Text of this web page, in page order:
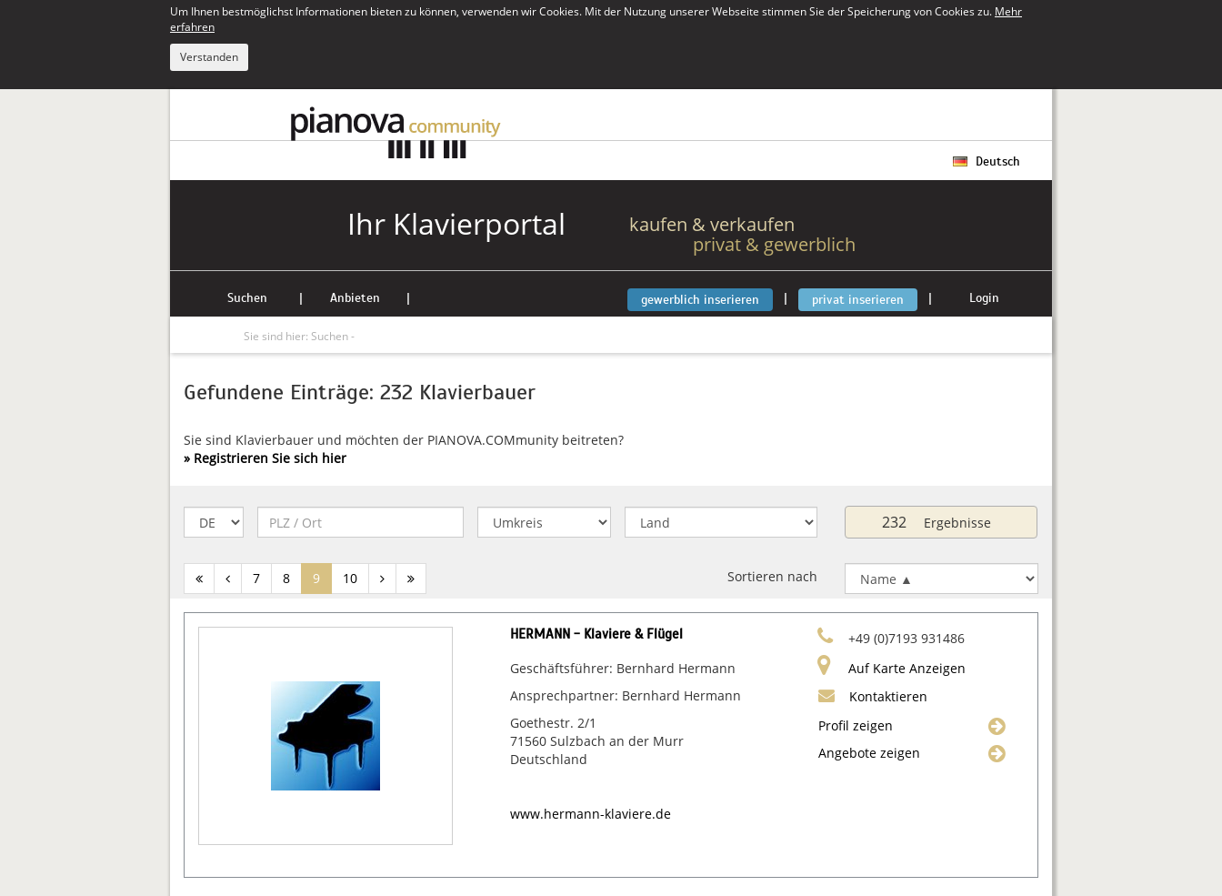
Um Ihnen bestmöglichst Informationen bieten zu können, verwenden wir Cookies. Mit der Nutzung unserer Webseite stimmen Sie der Speicherung von Cookies zu. Mehr
erfahren
Verstanden
Deutsch
Ihr Klavierportal
kaufen & verkaufen
privat & gewerblich
Suchen | Anbieten | gewerblich inserieren | privat inserieren | Login
Sie sind hier: Suchen -
Gefundene Einträge: 232 Klavierbauer
Sie sind Klavierbauer und möchten der PIANOVA.COMmunity beitreten?
» Registrieren Sie sich hier
232 Ergebnisse
7 8 9(current)
10 Sortieren nach
HERMANN - Klaviere & Flügel
Geschäftsführer: Bernhard Hermann
Ansprechpartner: Bernhard Hermann
Goethestr. 2/1
71560 Sulzbach an der Murr
Deutschland
www.hermann-klaviere.de
+49 (0)7193 931486
Auf Karte Anzeigen
Kontaktieren
Profil zeigen
Angebote zeigen